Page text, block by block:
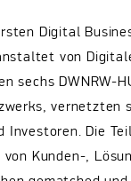
Digital
von
sechs DWNRW-
vernetzten
Investoren. Die
Kunden-,